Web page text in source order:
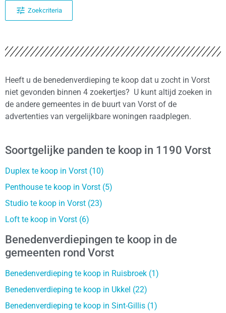
Zoekcriteria
Heeft u de benedenverdieping te koop dat u zocht in Vorst
niet gevonden binnen 4 zoekertjes? U kunt altijd zoeken in
de andere gemeentes in de buurt van Vorst of de
advertenties van vergelijkbare woningen raadplegen.
Soortgelijke panden te koop in 1190 Vorst
Duplex te koop in Vorst (10)
Penthouse te koop in Vorst (5)
Studio te koop in Vorst (23)
Loft te koop in Vorst (6)
Benedenverdiepingen te koop in de
gemeenten rond Vorst
Benedenverdieping te koop in Ruisbroek (1)
Benedenverdieping te koop in Ukkel (22)
Benedenverdieping te koop in Sint-Gillis (1)